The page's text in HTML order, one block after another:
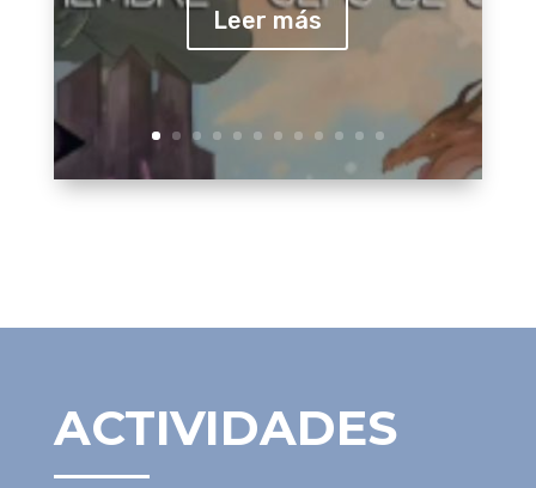
Leer más
ACTIVIDADES